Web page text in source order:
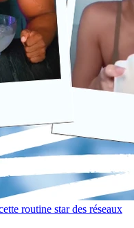
routine star des réseaux